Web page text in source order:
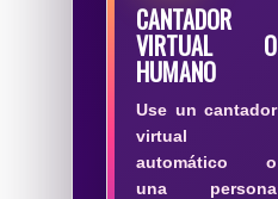
CANTADOR
VIRTUAL O
HUMANO
Use un cantador
virtual
automático o
una persona